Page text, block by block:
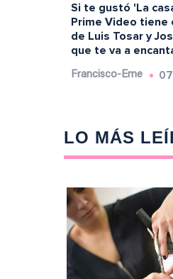
Si te gustó 'La
Prime Video
de Luis Tosar y
que te va a
Francisco-Eme
LO MÁS